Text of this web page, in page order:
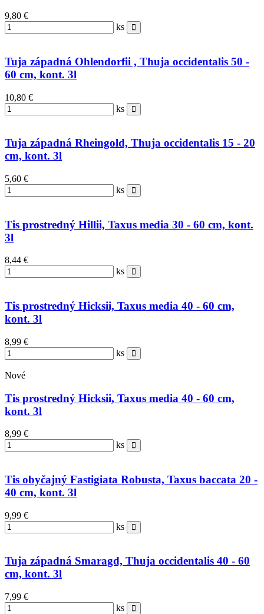
9,80 €
ks
Tuja západná Ohlendorfii , Thuja occidentalis 50 -
60 cm, kont. 3l
10,80 €
ks
Tuja západná Rheingold, Thuja occidentalis 15 - 20
cm, kont. 3l
5,60 €
ks
Tis prostredný Hillii, Taxus media 30 - 60 cm, kont.
3l
8,44 €
ks
Tis prostredný Hicksii, Taxus media 40 - 60 cm,
kont. 3l
8,99 €
ks
Nové
Tis prostredný Hicksii, Taxus media 40 - 60 cm,
kont. 3l
8,99 €
ks
Tis obyčajný Fastigiata Robusta, Taxus baccata 20 -
40 cm, kont. 3l
9,99 €
ks
Tuja západná Smaragd, Thuja occidentalis 40 - 60
cm, kont. 3l
7,99 €
ks